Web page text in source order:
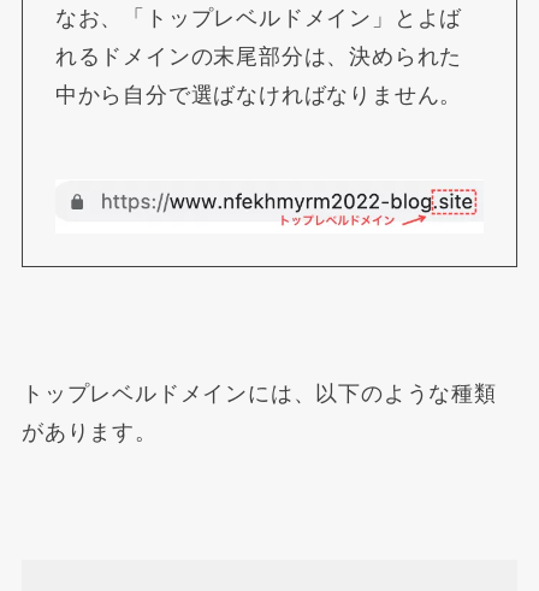
なお、「トップレベルドメイン」とよば
れるドメインの末尾部分は、決められた
中から自分で選ばなければなりません。
トップレベルドメインには、以下のような種類
があります。